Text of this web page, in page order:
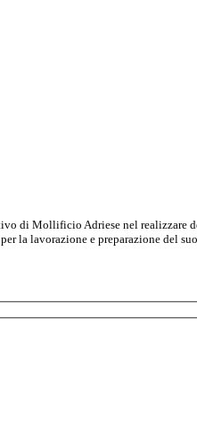
di Mollificio Adriese nel
la lavorazione e preparazione del